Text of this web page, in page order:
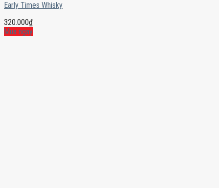
Early Times Whisky
320.000₫
Mua ngay